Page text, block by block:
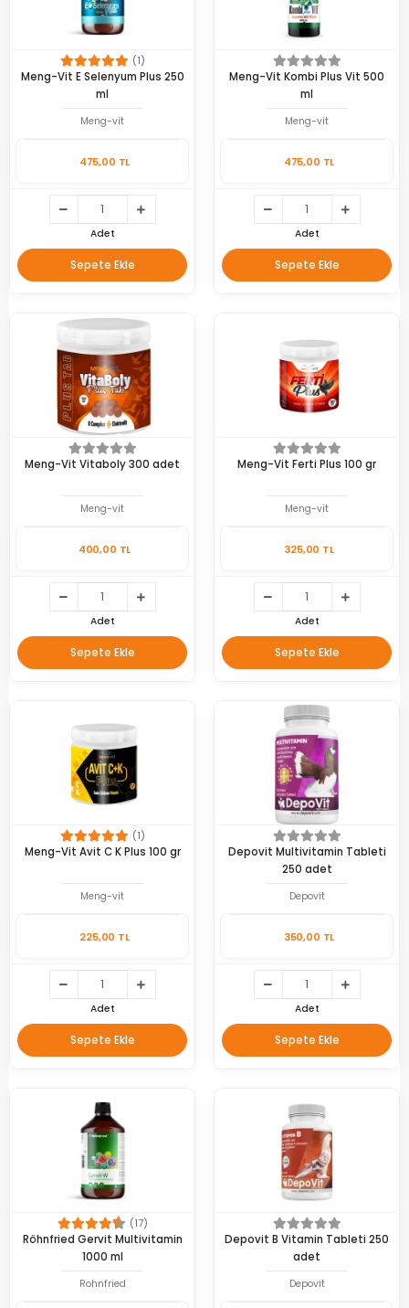
(1)
Meng-Vit E Selenyum Plus 250
ml
Meng-vit
475,00 TL
Adet
Sepete Ekle
Meng-Vit Kombi Plus Vit 500
ml
Meng-vit
475,00 TL
Adet
Sepete Ekle
Meng-Vit Vitaboly 300 adet
Meng-vit
400,00 TL
Adet
Sepete Ekle
Meng-Vit Ferti Plus 100 gr
Meng-vit
325,00 TL
Adet
Sepete Ekle
(1)
Meng-Vit Avit C K Plus 100 gr
Meng-vit
225,00 TL
Adet
Sepete Ekle
Depovit Multivitamin Tableti
250 adet
Depovit
350,00 TL
Adet
Sepete Ekle
(17)
Röhnfried Gervit Multivitamin
1000 ml
Rohnfried
Depovit B Vitamin Tableti 250
adet
Depovit